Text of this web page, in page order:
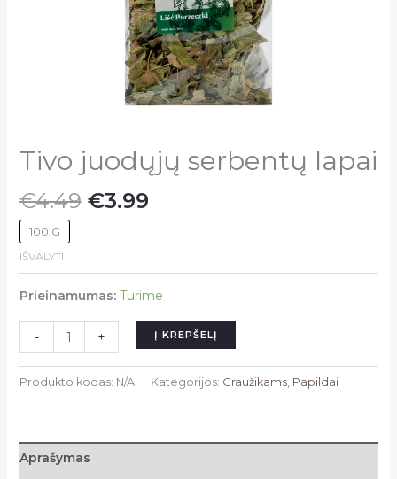
Tivo juodųjų serbentų lapai
€4.49 Original
€3.99Current
100 G
IŠVALYTI
Prieinamumas: Turime
-
produkto
kiekis:
Tivo
juodųjų
+ Į KREPŠELĮ
Produkto kodas: N/A Kategorijos: Graužikams, Papildai
Aprašymas